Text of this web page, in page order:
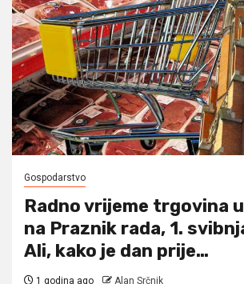
Gospodarstvo
Radno vrijeme trgovina
na Praznik rada, 1.
Ali, kako je dan prije…
1 godina ago Alan Srčnik